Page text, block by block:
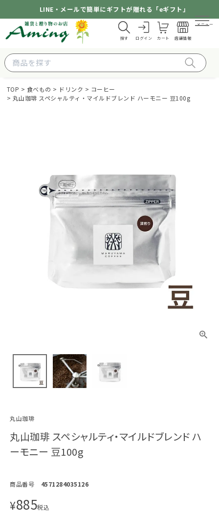
LINE・メールで簡単にギフトが贈れる「eギフト」
探す ログイン カート 店舗情報
メニュー
TOP 食べもの ドリンク
コーヒー
丸山珈琲 スペシャルティ・マイルドブレンド ハーモニー 豆100g
丸山珈琲
丸山珈琲 スペシャルティ・マイルドブレンド ハ
ーモニー 豆100g
商品番号 4571284035126
¥885税込